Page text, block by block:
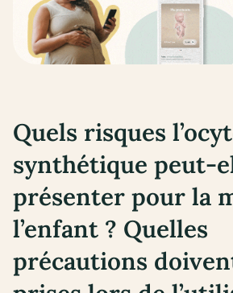
Quels risques
synthétique peut-
présenter pour la
l’enfant ? Quelles
précautions